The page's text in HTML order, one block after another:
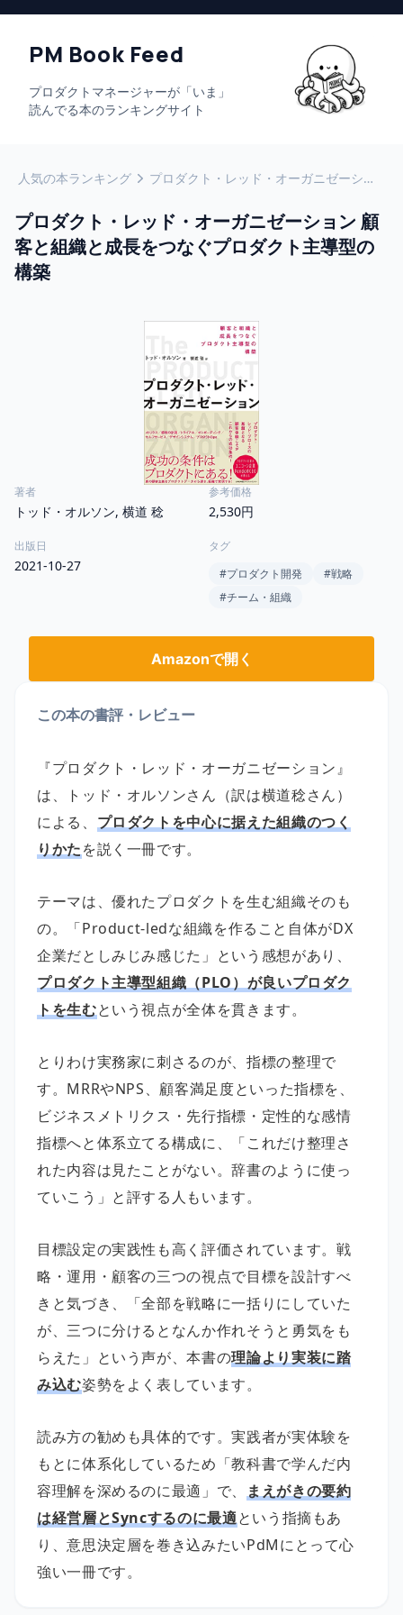
PM Book Feed
プロダクトマネージャーが「いま」
読んでる本のランキングサイト
人気の本ランキング プロダクト・レッド・オーガニゼーション 顧客と組織と成長をつなぐプロダクト主導型の構築
プロダクト・レッド・オーガニゼーション 顧
客と組織と成長をつなぐプロダクト主導型の
構築
著者
トッド・オルソン, 横道 稔
参考価格
2,530円
出版日
2021-10-27
タグ
#プロダクト開発 #戦略
#チーム・組織
Amazonで開く
この本の書評・レビュー
『プロダクト・レッド・オーガニゼーション』
は、トッド・オルソンさん（訳は横道稔さん）
による、 プロダクトを中心に据えた組織のつく
りかたを説く一冊です。
テーマは、優れたプロダクトを生む組織そのも
の。「Product-ledな組織を作ること自体がDX
企業だとしみじみ感じた」という感想があり、
プロダクト主導型組織（PLO）が良いプロダク
トを生むという視点が全体を貫きます。
とりわけ実務家に刺さるのが、指標の整理で
す。MRRやNPS、顧客満足度といった指標を、
ビジネスメトリクス・先行指標・定性的な感情
指標へと体系立てる構成に、「これだけ整理さ
れた内容は見たことがない。辞書のように使っ
ていこう」と評する人もいます。
目標設定の実践性も高く評価されています。戦
略・運用・顧客の三つの視点で目標を設計すべ
きと気づき、「全部を戦略に一括りにしていた
が、三つに分けるとなんか作れそうと勇気をも
らえた」という声が、本書の理論より実装に踏
み込む姿勢をよく表しています。
読み方の勧めも具体的です。実践者が実体験を
もとに体系化しているため「教科書で学んだ内
容理解を深めるのに最適」で、
まえがきの要約
は経営層とSyncするのに最適という指摘もあ
り、意思決定層を巻き込みたいPdMにとって心
強い一冊です。